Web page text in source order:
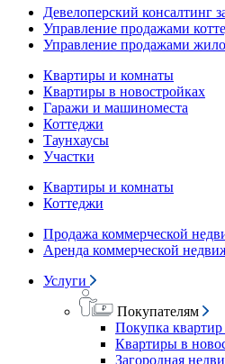
Девелоперский консалтинг
Управление продажами
Управление продажами
Квартиры и комнаты
Квартиры в новостройках
Гаражи и машиноместа
Коттеджи
Таунхаусы
Участки
Квартиры и комнаты
Коттеджи
Продажа коммерческой
Аренда коммерческой
Услуги
Покупателям
Покупка
Квартиры в
Загородная